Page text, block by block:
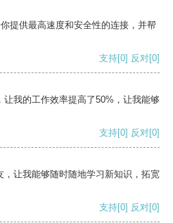
提供最高速度和安全性的连接，并帮
支持[0] 反对[0]
我的工作效率提高了50%，让我能够
支持[0] 反对[0]
让我能够随时随地学习新知识，拓宽
支持[0] 反对[0]